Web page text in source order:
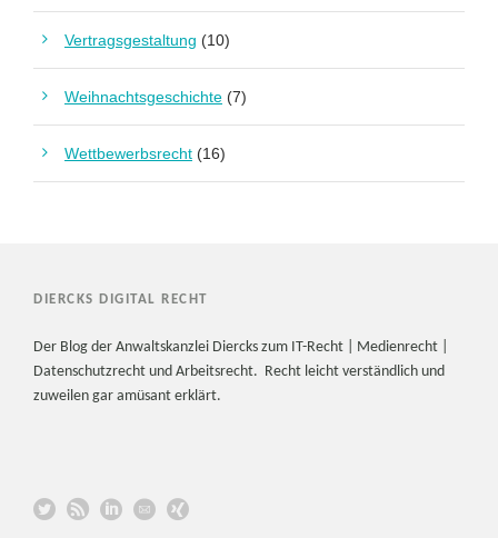
Vertragsgestaltung (10)
Weihnachtsgeschichte (7)
Wettbewerbsrecht (16)
DIERCKS DIGITAL RECHT
Der Blog der Anwaltskanzlei Diercks zum IT-Recht | Medienrecht |
Datenschutzrecht und Arbeitsrecht. Recht leicht verständlich und
zuweilen gar amüsant erklärt.